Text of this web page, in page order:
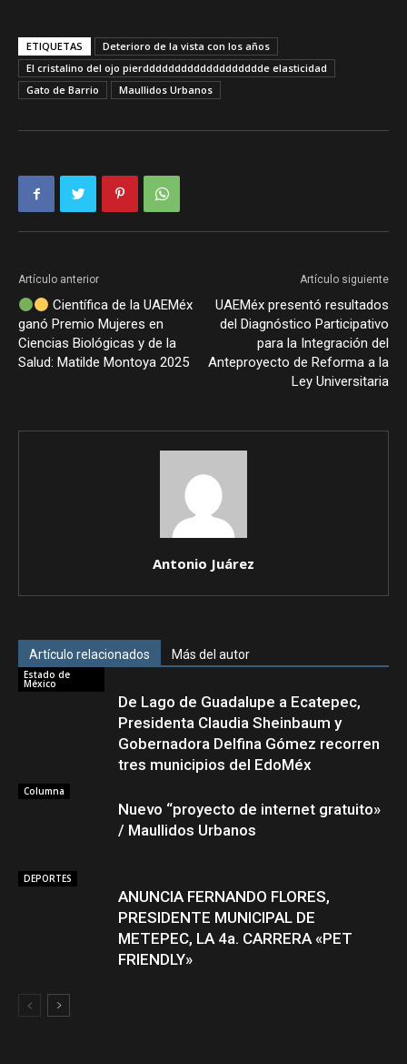
ETIQUETAS
Deterioro de la vista con los años
El cristalino del ojo pierddddddddddddddddddde elasticidad
Gato de Barrio
Maullidos Urbanos
Artículo anterior
Científica de la UAEMéx
ganó Premio Mujeres en
Ciencias Biológicas y de la
Salud: Matilde Montoya 2025
Artículo siguiente
UAEMéx presentó resultados
del Diagnóstico Participativo
para la Integración del
Anteproyecto de Reforma a la
Ley Universitaria
Antonio Juárez
Artículo relacionados Más del autor
Estado de
México
De Lago de Guadalupe a Ecatepec,
Presidenta Claudia Sheinbaum y
Gobernadora Delfina Gómez recorren
tres municipios del EdoMéx
Columna
Nuevo “proyecto de internet gratuito»
/ Maullidos Urbanos
DEPORTES
ANUNCIA FERNANDO FLORES,
PRESIDENTE MUNICIPAL DE
METEPEC, LA 4a. CARRERA «PET
FRIENDLY»